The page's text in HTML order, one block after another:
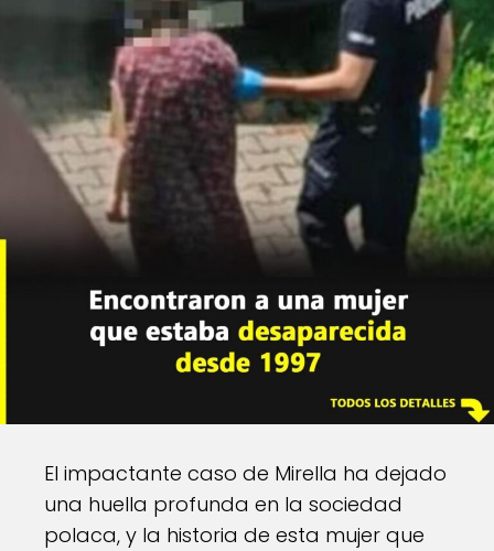
El impactante caso de Mirella ha dejado
una huella profunda en la sociedad
polaca, y la historia de esta mujer que